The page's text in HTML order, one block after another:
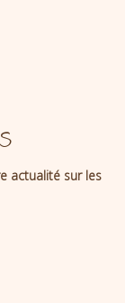
actualité sur les